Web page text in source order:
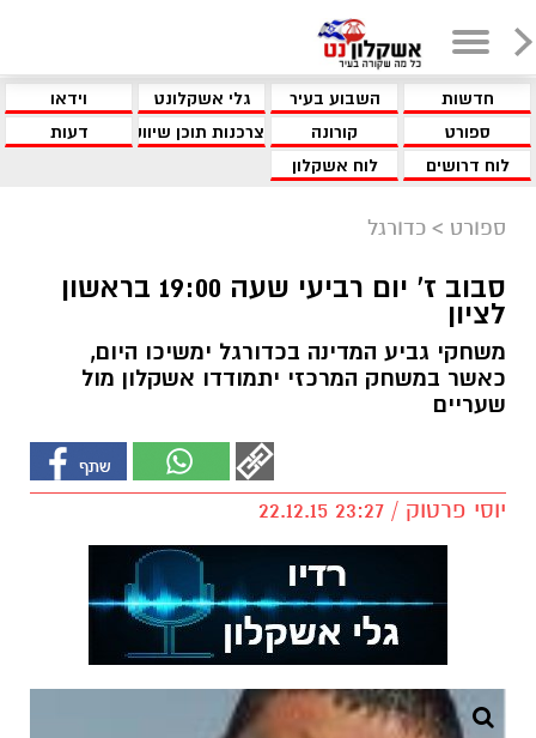
חדשות השבוע בעיר גלי אשקלונט
וידאו
ספורט
קורונה צרכנות תוכן שיווקי
דעות
לוח דרושים
לוח אשקלון
ספורט > כדורגל
סבוב ז' יום רביעי שעה 19:00 בראשון
לציון
משחקי גביע המדינה בכדורגל ימשיכו היום,
כאשר במשחק המרכזי יתמודדו אשקלון מול
שעריים
יוסי פרטוק / 23:27 22.12.15